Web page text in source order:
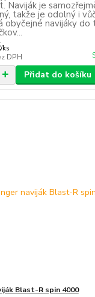
Naviják je
takže je odolný i
obyčejné navijáky do
/ks
DPH
Přidat do košíku
Blast-R spin 4000